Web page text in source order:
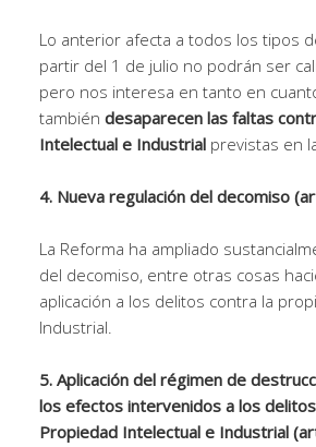
Lo anterior afecta a todos los tipos
partir del 1 de julio no podrán ser
pero nos interesa en tanto en
también desaparecen las faltas
Intelectual e Industrial previstas en
4. Nueva regulación del decomiso
La Reforma ha ampliado
del decomiso, entre otras cosas
aplicación a los delitos contra la
Industrial.
5. Aplicación del régimen de
los efectos intervenidos a los
Propiedad Intelectual e Industrial